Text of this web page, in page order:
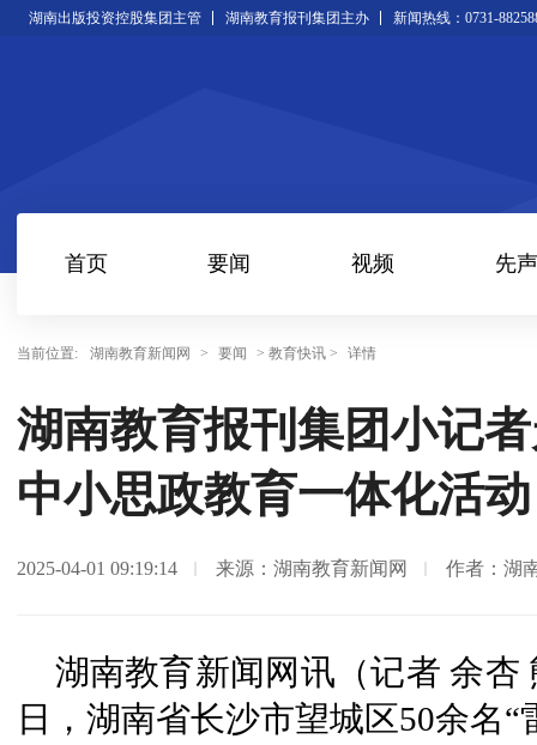
湖南出版投资控股集团主管 湖南教育报刊集团主办 新闻热线：0731-
首页 要闻 视频 先声
当前位置: 湖南教育新闻网 > 要闻 > 教育快讯 > 详情
湖南教育报刊集团小记
中小思政教育一体化活动
2025-04-01 09:19:14 来源：湖南教育新闻网 作者：湖
湖南教育新闻网讯（记者 余杏
日，湖南省长沙市望城区50余名